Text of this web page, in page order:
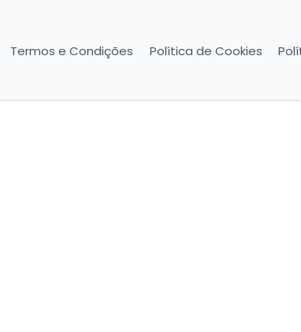
Termos e Condições Política de Cookies